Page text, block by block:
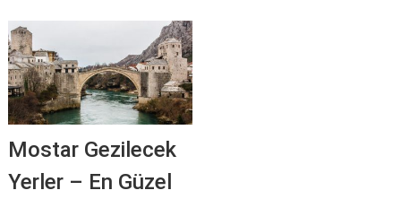
Mostar Gezilecek
Yerler – En Güzel